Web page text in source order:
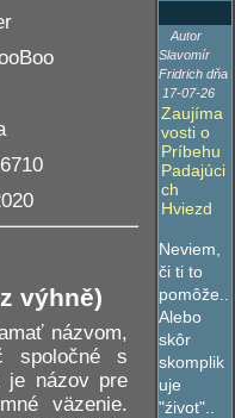
výhně)
názvom,
spoločné s
je názov pre
väzenie.
Autor
Slavomír
Fridrich dňa
17-07-26
Zaujíma
vosti o
Príbehu
Padajúci
ch
Hviezd
Neviem,
či ti to
pomôže..
Alebo
skôr
skomplik
uje
"źivot"..